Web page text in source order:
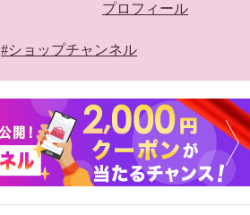
プロフィール
#ショップチャンネル